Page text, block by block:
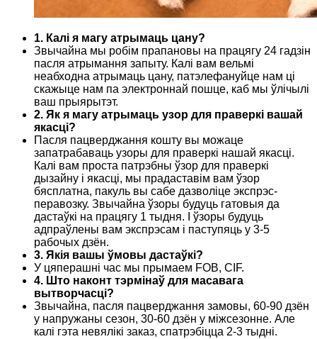
1. Калі я магу атрымаць цану?
Звычайна мы робім прапановы на працягу 24 гадзін
пасля атрымання запыту. Калі вам вельмі
неабходна атрымаць цану, патэлефануйце нам ці
скажыце нам па электроннай пошце, каб мы ўлічылі
ваш прыярытэт.
2. Як я магу атрымаць узор для праверкі вашай
якасці?
Пасля пацверджання кошту вы можаце
запатрабаваць узоры для праверкі нашай якасці.
Калі вам проста патрэбны ўзор для праверкі
дызайну і якасці, мы прадаставім вам ўзор
бясплатна, пакуль вы сабе дазволіце экспрэс-
перавозку. Звычайна ўзоры будуць гатовыя да
дастаўкі на працягу 1 тыдня. І ўзоры будуць
адпраўлены вам экспрэсам і паступяць у 3-5
рабочых дзён.
3. Якія вашы ўмовы дастаўкі?
У цяперашні час мы прымаем FOB, CIF.
4. Што наконт тэрмінаў для масавага
вытворчасці?
Звычайна, пасля пацверджання замовы, 60-90 дзён
у напружаны сезон, 30-60 дзён у міжсезонне. Але
калі гэта невялікі заказ, спатрэбіцца 2-3 тыдні.